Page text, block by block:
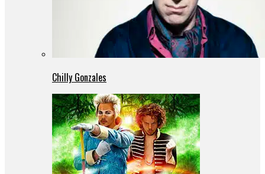
Chilly Gonzales